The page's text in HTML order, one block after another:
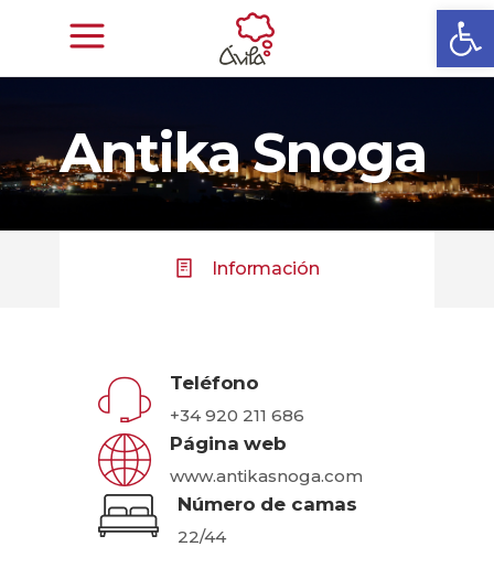
Antika Snoga
Información
Teléfono
+34 920 211 686
Página web
www.antikasnoga.com
Número de camas
22/44